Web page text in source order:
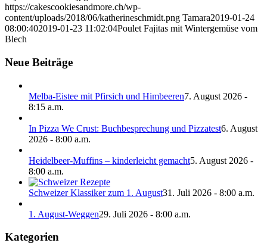
https://cakescookiesandmore.ch/wp-
content/uploads/2018/06/katherineschmidt.png Tamara2019-01-24
08:00:402019-01-23 11:02:04Poulet Fajitas mit Wintergemüse vom
Blech
Neue Beiträge
Melba-Eistee mit Pfirsich und Himbeeren7. August 2026 -
8:15 a.m.
In Pizza We Crust: Buchbesprechung und Pizzatest6. August
2026 - 8:00 a.m.
Heidelbeer-Muffins – kinderleicht gemacht5. August 2026 -
8:00 a.m.
Schweizer Klassiker zum 1. August31. Juli 2026 - 8:00 a.m.
1. August-Weggen29. Juli 2026 - 8:00 a.m.
Kategorien